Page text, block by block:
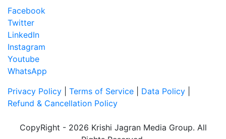
Facebook
Twitter
LinkedIn
Instagram
Youtube
WhatsApp
Privacy Policy
Terms of Service Data Policy
Refund & Cancellation Policy
CopyRight - 2026 Krishi Jagran Media Group. All